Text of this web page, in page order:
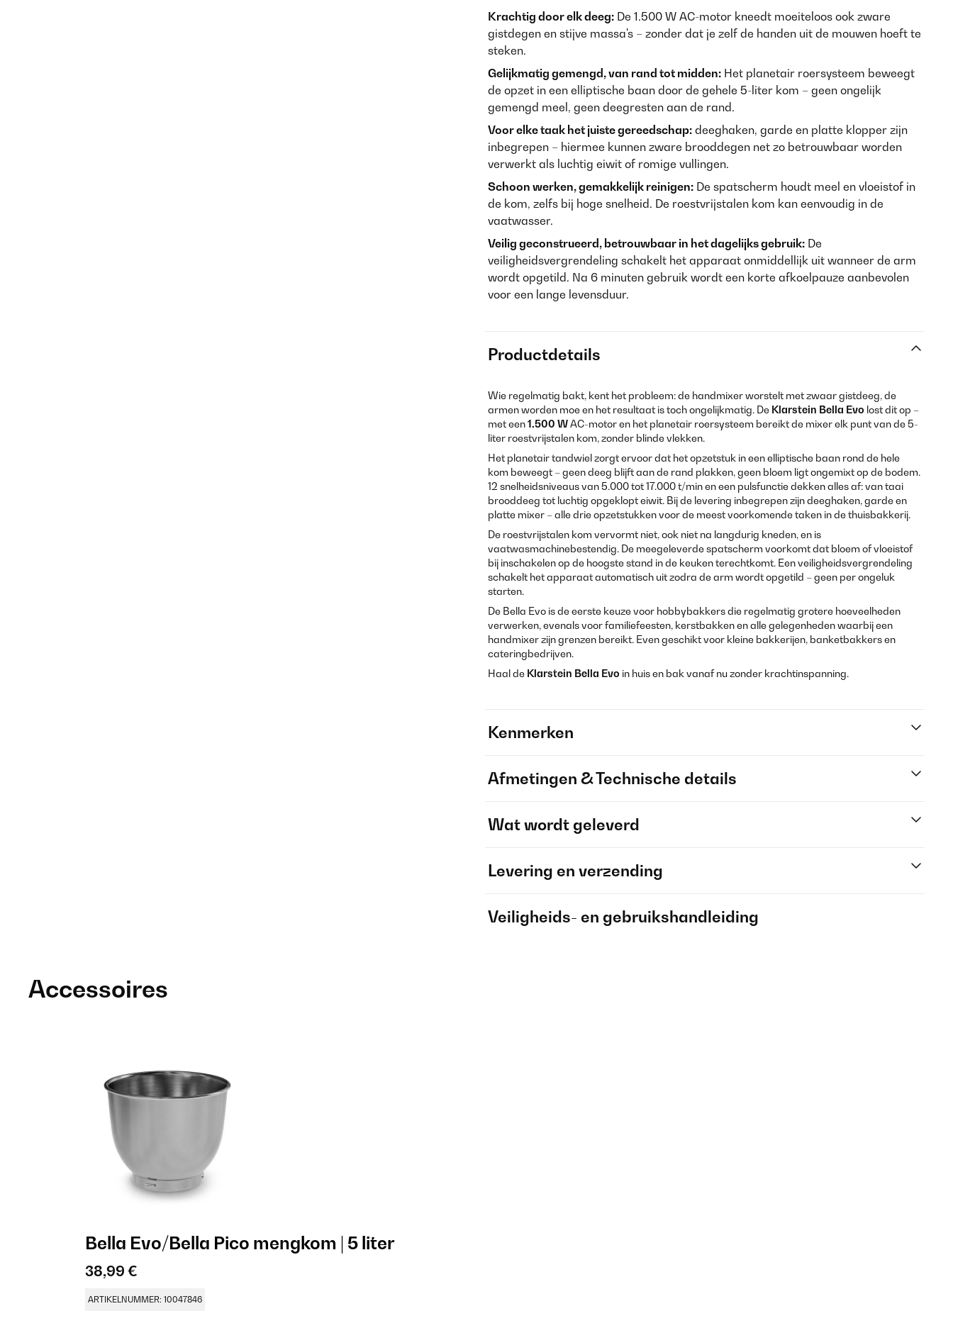
Krachtig door elk deeg: De 1.500 W AC-motor kneedt moeiteloos ook zware
gistdegen en stijve massa's – zonder dat je zelf de handen uit de mouwen hoeft te
steken.
Gelijkmatig gemengd, van rand tot midden: Het planetair roersysteem beweegt
de opzet in een elliptische baan door de gehele 5-liter kom – geen ongelijk
gemengd meel, geen deegresten aan de rand.
Voor elke taak het juiste gereedschap: deeghaken, garde en platte klopper zijn
inbegrepen – hiermee kunnen zware brooddegen net zo betrouwbaar worden
verwerkt als luchtig eiwit of romige vullingen.
Schoon werken, gemakkelijk reinigen: De spatscherm houdt meel en vloeistof in
de kom, zelfs bij hoge snelheid. De roestvrijstalen kom kan eenvoudig in de
vaatwasser.
Veilig geconstrueerd, betrouwbaar in het dagelijks gebruik: De
veiligheidsvergrendeling schakelt het apparaat onmiddellijk uit wanneer de arm
wordt opgetild. Na 6 minuten gebruik wordt een korte afkoelpauze aanbevolen
voor een lange levensduur.
Productdetails
Wie regelmatig bakt, kent het probleem: de handmixer worstelt met zwaar gistdeeg, de
armen worden moe en het resultaat is toch ongelijkmatig. De Klarstein Bella Evo lost dit op –
met een1.500 WAC-motor en het planetair roersysteem bereikt de mixer elk punt van de 5-
liter roestvrijstalen kom, zonder blinde vlekken.
Het planetair tandwiel zorgt ervoor dat het opzetstuk in een elliptische baan rond de hele
kom beweegt – geen deeg blijft aan de rand plakken, geen bloem ligt ongemixt op de bodem.
12 snelheidsniveaus van 5.000 tot 17.000 t/min en een pulsfunctie dekken alles af: van taai
brooddeeg tot luchtig opgeklopt eiwit. Bij de levering inbegrepen zijn deeghaken, garde en
platte mixer – alle drie opzetstukken voor de meest voorkomende taken in de thuisbakkerij.
De roestvrijstalen kom vervormt niet, ook niet na langdurig kneden, en is
vaatwasmachinebestendig. De meegeleverde spatscherm voorkomt dat bloem of vloeistof
bij inschakelen op de hoogste stand in de keuken terechtkomt. Een veiligheidsvergrendeling
schakelt het apparaat automatisch uit zodra de arm wordt opgetild – geen per ongeluk
starten.
De Bella Evo is de eerste keuze voor hobbybakkers die regelmatig grotere hoeveelheden
verwerken, evenals voor familiefeesten, kerstbakken en alle gelegenheden waarbij een
handmixer zijn grenzen bereikt. Even geschikt voor kleine bakkerijen, banketbakkers en
cateringbedrijven.
Haal de Klarstein Bella Evo in huis en bak vanaf nu zonder krachtinspanning.
Kenmerken
Afmetingen & Technische details
Wat wordt geleverd
Levering en verzending
Veiligheids- en gebruikshandleiding
Accessoires
Bella Evo/Bella Pico mengkom | 5 liter
38,99 €
ARTIKELNUMMER: 10047846